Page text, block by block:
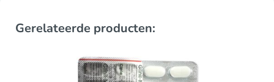
Gerelateerde producten: